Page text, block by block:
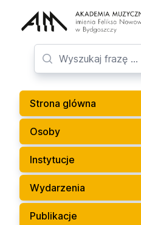
Strona glówna
Osoby
Instytucje
Wydarzenia
Publikacje